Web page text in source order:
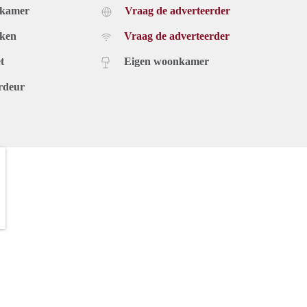
Vraag de adverteerder
Vraag de adverteerder
Eigen woonkamer